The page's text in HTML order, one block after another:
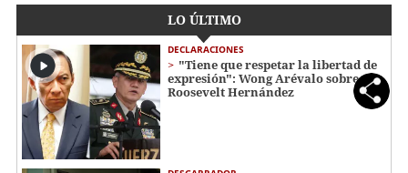
LO ÚLTIMO
DECLARACIONES
"Tiene que respetar la libertad de
expresión": Wong Arévalo sobre
Roosevelt Hernández